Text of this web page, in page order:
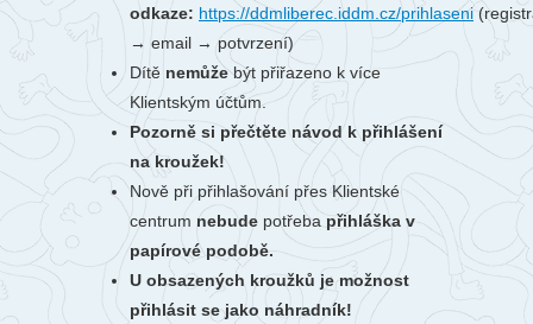
odkaze: https://ddmliberec.iddm.cz/prihlaseni
→ email → potvrzení)
Dítě nemůžebýt přiřazeno k více
Klientským účtům.
Pozorně si přečtěte návod k přihlášení
na kroužek!
Nově při přihlašování přes Klientské
centrum nebude potřeba přihláška v
papírové podobě.
U obsazených kroužků je možnost
přihlásit se jako náhradník!